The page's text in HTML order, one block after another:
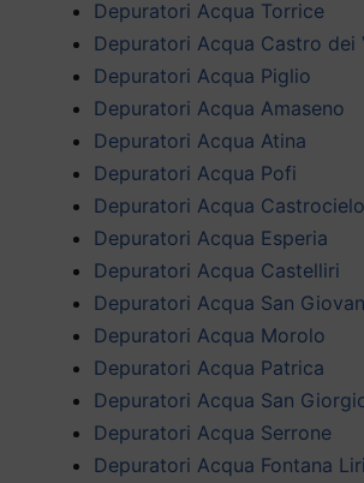
Depuratori Acqua Torrice
Depuratori Acqua Castro dei
Depuratori Acqua Piglio
Depuratori Acqua Amaseno
Depuratori Acqua Atina
Depuratori Acqua Pofi
Depuratori Acqua Castrocielo
Depuratori Acqua Esperia
Depuratori Acqua Castelliri
Depuratori Acqua San
Depuratori Acqua Morolo
Depuratori Acqua Patrica
Depuratori Acqua San
Depuratori Acqua Serrone
Depuratori Acqua Fontana Liri